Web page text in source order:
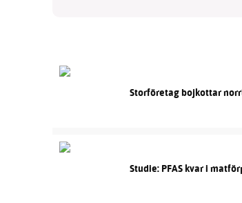
Storföretag bojkottar
Studie: PFAS kvar i